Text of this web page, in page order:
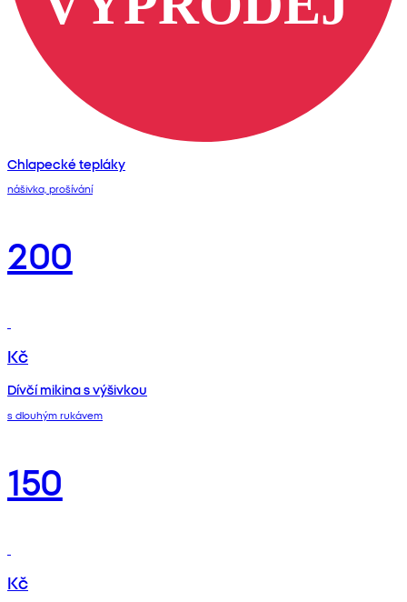
Chlapecké tepláky
nášivka, prošívání
200
Kč
Dívčí mikina s výšivkou
s dlouhým rukávem
150
Kč